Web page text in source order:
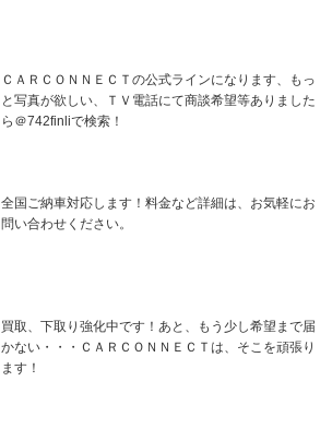
ＣＡＲＣＯＮＮＥＣＴの公式ラインになります、もっ
と写真が欲しい、ＴＶ電話にて商談希望等ありました
ら＠742finliで検索！
全国ご納車対応します！料金など詳細は、お気軽にお
問い合わせください。
買取、下取り強化中です！あと、もう少し希望まで届
かない・・・ＣＡＲＣＯＮＮＥＣＴは、そこを頑張り
ます！